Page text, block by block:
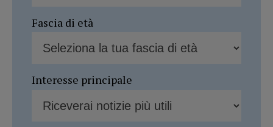
Fascia di età
Interesse principale